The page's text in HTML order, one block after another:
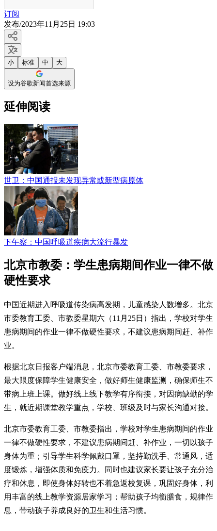
订阅
发布/2023年11月25日 19:03
小 标准 中 大
设为谷歌新闻首选来源
延伸阅读
世卫：中国通报未发现异常或新型病原体
下午察：中国呼吸道疾病大流行暴发
北京市教委：学生患病期间作业一律不做
硬性要求
中国近期进入呼吸道传染病高发期，儿童感染人数增多。北京
市委教育工委、市教委星期六（11月25日）指出，学校对学生
患病期间的作业一律不做硬性要求，不建议患病期间赶、补作
业。
根据北京日报客户端消息，北京市委教育工委、市教委要求，
最大限度保障学生健康安全，做好师生健康监测，确保师生不
带病上班上课。做好线上线下教学有序衔接，对因病缺勤的学
生，就近期课堂教学重点，学校、班级及时与家长沟通对接。
北京市委教育工委、市教委指出，学校对学生患病期间的作业
一律不做硬性要求，不建议患病期间赶、补作业，一切以孩子
身体为重；引导学生科学佩戴口罩，坚持勤洗手、常通风，适
度锻炼，增强体质和免疫力。同时也建议家长要让孩子充分治
疗和休息，即使身体好转也不着急返校复课，巩固好身体，利
用丰富的线上教学资源居家学习；帮助孩子均衡膳食，规律作
息，带动孩子养成良好的卫生和生活习惯。